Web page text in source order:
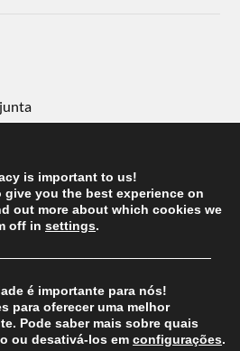
is important to us!
give you the best experience on
out more about which cookies we
off in settings.
é importante para nós!
para oferecer uma melhor
Pode saber mais sobre quais
ou desativá-los em configurações.